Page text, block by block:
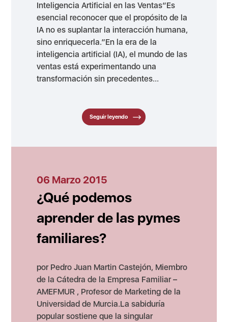
Inteligencia Artificial en las Ventas“Es
esencial reconocer que el propósito de la
IA no es suplantar la interacción humana,
sino enriquecerla.”En la era de la
inteligencia artificial (IA), el mundo de las
ventas está experimentando una
transformación sin precedentes...
Seguir leyendo
06 Marzo 2015
¿Qué podemos
aprender de las pymes
familiares?
por Pedro Juan Martin Castejón, Miembro
de la Cátedra de la Empresa Familiar –
AMEFMUR , Profesor de Marketing de la
Universidad de Murcia.La sabiduría
popular sostiene que la singular